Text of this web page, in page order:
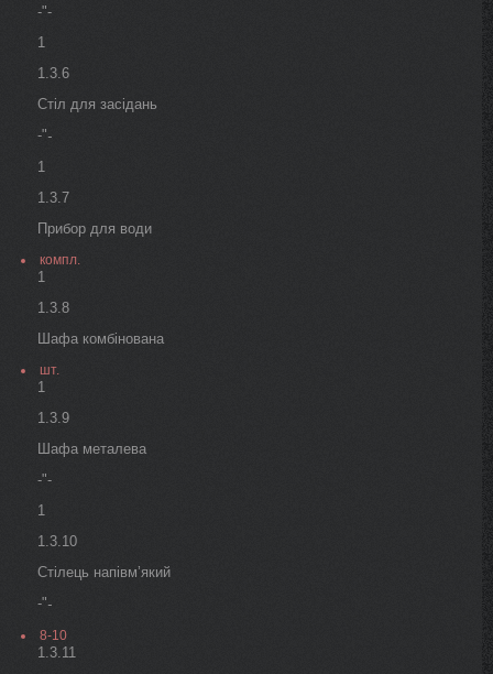
-"-
1
1.3.6
Стіл для засідань
-"-
1
1.3.7
Прибор для води
компл.
1
1.3.8
Шафа комбінована
шт.
1
1.3.9
Шафа металева
-"-
1
1.3.10
Стілець напівм’який
-"-
8-10
1.3.11